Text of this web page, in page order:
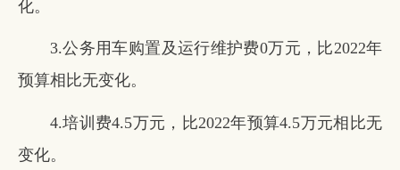
化。
3.公务用车购置及运行维护费0万元，比2022年
预算相比无变化。
4.培训费4.5万元，比2022年预算4.5万元相比无
变化。